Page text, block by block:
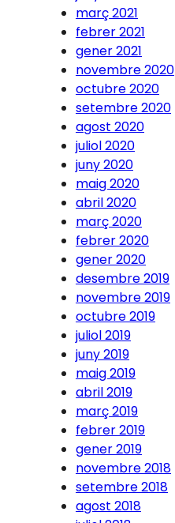
març 2021
febrer 2021
gener 2021
novembre 2020
octubre 2020
setembre 2020
agost 2020
juliol 2020
juny 2020
maig 2020
abril 2020
març 2020
febrer 2020
gener 2020
desembre 2019
novembre 2019
octubre 2019
juliol 2019
juny 2019
maig 2019
abril 2019
març 2019
febrer 2019
gener 2019
novembre 2018
setembre 2018
agost 2018